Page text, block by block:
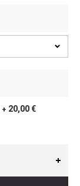
+ 20,00 €